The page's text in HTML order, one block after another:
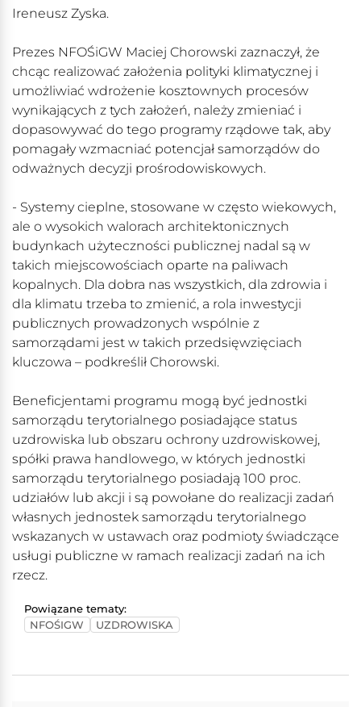
Ireneusz Zyska.
Prezes NFOŚiGW Maciej Chorowski zaznaczył, że
chcąc realizować założenia polityki klimatycznej i
umożliwiać wdrożenie kosztownych procesów
wynikających z tych założeń, należy zmieniać i
dopasowywać do tego programy rządowe tak, aby
pomagały wzmacniać potencjał samorządów do
odważnych decyzji prośrodowiskowych.
- Systemy cieplne, stosowane w często wiekowych,
ale o wysokich walorach architektonicznych
budynkach użyteczności publicznej nadal są w
takich miejscowościach oparte na paliwach
kopalnych. Dla dobra nas wszystkich, dla zdrowia i
dla klimatu trzeba to zmienić, a rola inwestycji
publicznych prowadzonych wspólnie z
samorządami jest w takich przedsięwzięciach
kluczowa – podkreślił Chorowski.
Beneficjentami programu mogą być jednostki
samorządu terytorialnego posiadające status
uzdrowiska lub obszaru ochrony uzdrowiskowej,
spółki prawa handlowego, w których jednostki
samorządu terytorialnego posiadają 100 proc.
udziałów lub akcji i są powołane do realizacji zadań
własnych jednostek samorządu terytorialnego
wskazanych w ustawach oraz podmioty świadczące
usługi publiczne w ramach realizacji zadań na ich
rzecz.
Powiązane tematy:
NFOŚIGW
UZDROWISKA